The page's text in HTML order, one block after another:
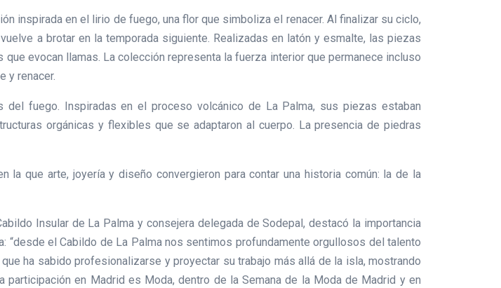
inspirada en el lirio de fuego, una flor que simboliza el renacer. Al finalizar su ciclo,
a brotar en la temporada siguiente. Realizadas en latón y esmalte, las piezas
evocan llamas. La colección representa la fuerza interior que permanece incluso
y renacer.
fuego. Inspiradas en el proceso volcánico de La Palma, sus piezas estaban
orgánicas y flexibles que se adaptaron al cuerpo. La presencia de piedras
la que arte, joyería y diseño convergieron para contar una historia común: la de la
Insular de La Palma y consejera delegada de Sodepal, destacó la importancia
el Cabildo de La Palma nos sentimos profundamente orgullosos del talento
ha sabido profesionalizarse y proyectar su trabajo más allá de la isla, mostrando
en Madrid es Moda, dentro de la Semana de la Moda de Madrid y en